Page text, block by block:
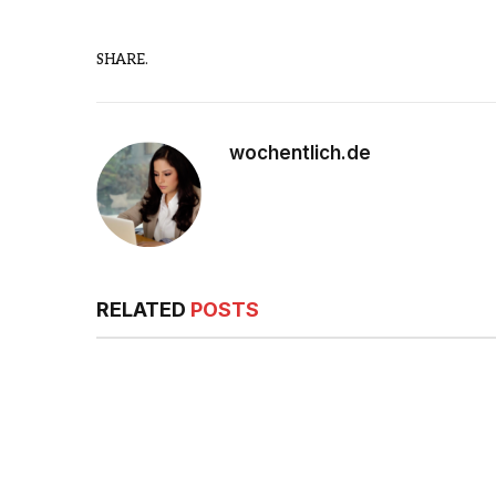
SHARE.
wochentlich.de
RELATED POSTS